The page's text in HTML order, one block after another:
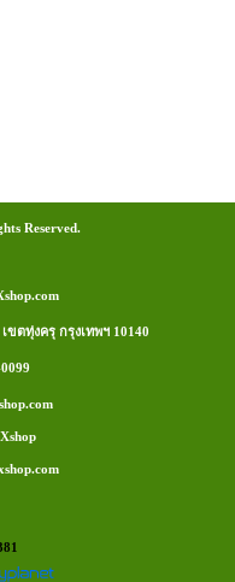
Reserved.
ตทุ่งครุ กรุงเทพฯ 10140
0099